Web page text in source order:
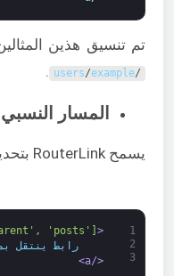
تم تنسيق هذين
/
users/example
.
المسار النسبي
يسمح RouterLink بتحديد عناوين URL النسبية. يمكننا استخدام
1
2
3
<a
'posts']"
رابط ينتقل
</a>